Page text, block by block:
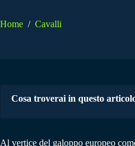
Home / Cavalli
Cosa troverai in questo
Al vertice del galoppo europeo